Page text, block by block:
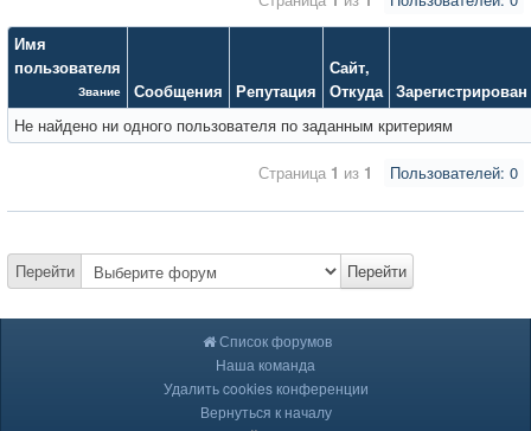
Имя
пользователя
Звание Сообщения Репутация
Сайт,
Откуда Зарегистрирован
Не найдено ни одного пользователя по заданным критериям
Пользователей: 0
Страница 1 из 1
Перейти Перейти
Список форумов
Наша команда
Удалить cookies конференции
Вернуться к началу